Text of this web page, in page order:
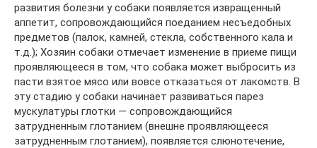
развития болезни у собаки появляется извращенный
аппетит, сопровождающийся поеданием несъедобных
предметов (палок, камней, стекла, собственного кала и
т.д.); Хозяин собаки отмечает изменение в приеме пищи
проявляющееся в том, что собака может выбросить из
пасти взятое мясо или вовсе отказаться от лакомств. В
эту стадию у собаки начинает развиваться парез
мускулатуры глотки — сопровождающийся
затрудненным глотанием (внешне проявляющееся
затрудненным глотанием), появляется слюнотечение,